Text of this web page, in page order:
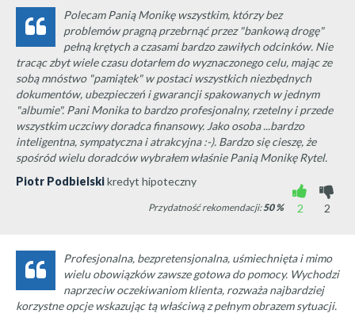
Polecam Panią Monikę wszystkim, którzy bez
problemów pragną przebrnąć przez "bankową drogę"
pełną krętych a czasami bardzo zawiłych odcinków. Nie
tracąc zbyt wiele czasu dotarłem do wyznaczonego celu, mając ze
sobą mnóstwo "pamiątek" w postaci wszystkich niezbędnych
dokumentów, ubezpieczeń i gwarancji spakowanych w jednym
"albumie". Pani Monika to bardzo profesjonalny, rzetelny i przede
wszystkim uczciwy doradca finansowy. Jako osoba ...bardzo
inteligentna, sympatyczna i atrakcyjna :-). Bardzo się cieszę, że
spośród wielu doradców wybrałem właśnie Panią Monikę Rytel.
Piotr Podbielskikredyt hipoteczny
2
2
Przydatność rekomendacji:50%
Profesjonalna, bezpretensjonalna, uśmiechnięta i mimo
wielu obowiązków zawsze gotowa do pomocy. Wychodzi
naprzeciw oczekiwaniom klienta, rozważa najbardziej
korzystne opcje wskazując tą właściwą z pełnym obrazem sytuacji.